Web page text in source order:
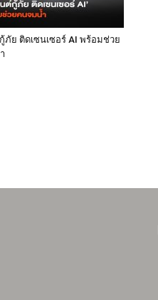
ย ติดเซนเซอร์ AI พร้อมช่วย